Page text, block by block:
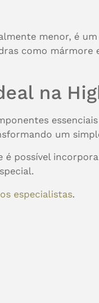
menor, é
como
na
um
é possível
especialistas.